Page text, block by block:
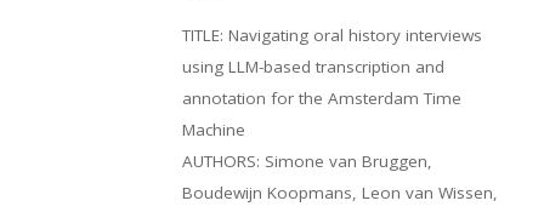
TITLE: Navigating oral history interviews
using LLM-based transcription and
annotation for the Amsterdam Time
Machine
AUTHORS: Simone van Bruggen,
Boudewijn Koopmans, Leon van Wissen,